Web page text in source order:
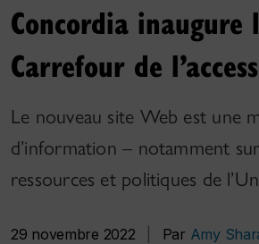
Concordia inaugure
Carrefour de
Le nouveau site Web est une
d’information – notamment
ressources et politiques de
29 novembre 2022 Par Amy